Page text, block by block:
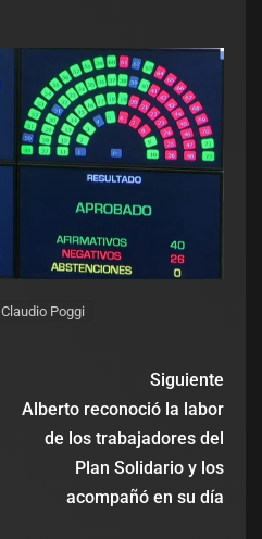
Claudio Poggi
Siguiente
Alberto reconoció la labor
de los trabajadores del
Plan Solidario y los
acompañó en su día